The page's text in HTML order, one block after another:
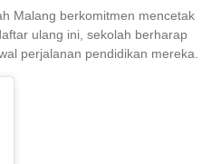
Malang berkomitmen mencetak
ulang ini, sekolah berharap
perjalanan pendidikan mereka.